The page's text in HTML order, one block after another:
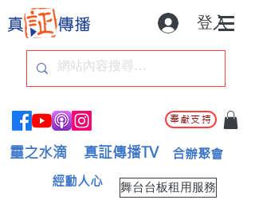
登入
奉獻支持
靈之水滴 真証傳播TV 合辦聚會
舞台台板租用服務
經動人心